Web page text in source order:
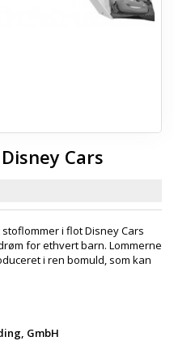
Cars
i flot Disney Cars
for ethvert barn. Lommerne
i ren bomuld, som kan
GmbH